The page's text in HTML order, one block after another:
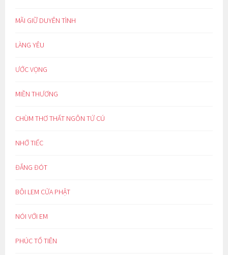
MÃI GIỮ DUYÊN TÌNH
LÀNG YÊU
ƯỚC VỌNG
MIỀN THƯƠNG
CHÙM THƠ THẤT NGÔN TỨ CÚ
NHỚ TIẾC
ĐẮNG ĐÓT
BÔI LEM CỬA PHẬT
NÓI VỚI EM
PHÚC TỔ TIÊN